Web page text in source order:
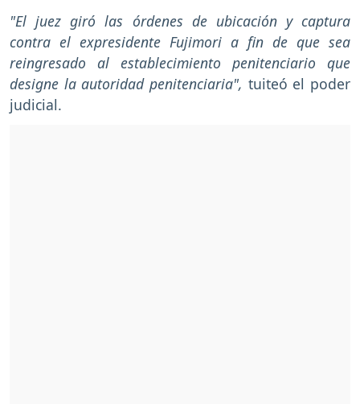
"El juez giró las órdenes de ubicación y captura
contra el expresidente Fujimori a fin de que sea
reingresado al establecimiento penitenciario que
designe la autoridad penitenciaria", tuiteó el poder
judicial.